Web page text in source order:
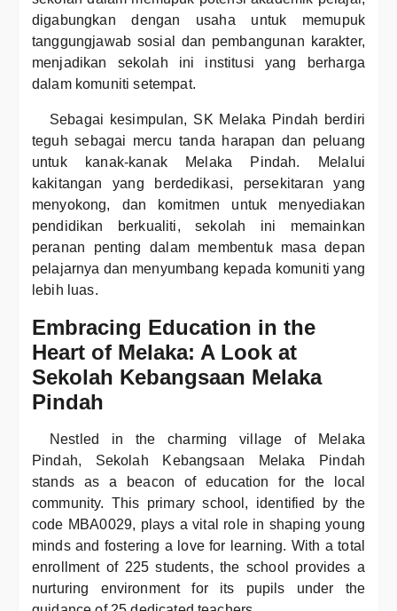
digabungkan dengan usaha untuk memupuk
tanggungjawab sosial dan pembangunan karakter,
menjadikan sekolah ini institusi yang berharga
dalam komuniti setempat.
Sebagai kesimpulan, SK Melaka Pindah berdiri
teguh sebagai mercu tanda harapan dan peluang
untuk kanak-kanak Melaka Pindah. Melalui
kakitangan yang berdedikasi, persekitaran yang
menyokong, dan komitmen untuk menyediakan
pendidikan berkualiti, sekolah ini memainkan
peranan penting dalam membentuk masa depan
pelajarnya dan menyumbang kepada komuniti yang
lebih luas.
Embracing Education in the
Heart of Melaka: A Look at
Sekolah Kebangsaan Melaka
Pindah
Nestled in the charming village of Melaka
Pindah, Sekolah Kebangsaan Melaka Pindah
stands as a beacon of education for the local
community. This primary school, identified by the
code MBA0029, plays a vital role in shaping young
minds and fostering a love for learning. With a total
enrollment of 225 students, the school provides a
nurturing environment for its pupils under the